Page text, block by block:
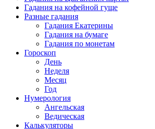
Гадания на кофейной гуще
Разные гадания
Гадания Екатерины
Гадания на бумаге
Гадания по монетам
Гороскоп
День
Неделя
Месяц
Год
Нумерология
Ангельская
Ведическая
Калькуляторы